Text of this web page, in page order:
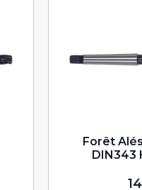
Forêt
DIN343